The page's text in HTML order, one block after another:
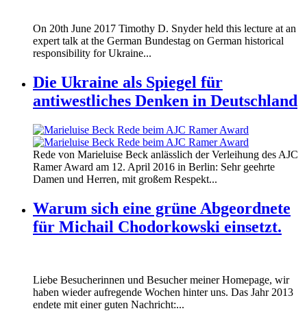
On 20th June 2017 Timothy D. Snyder held this lecture at an
expert talk at the German Bundestag on German historical
responsibility for Ukraine...
Die Ukraine als Spiegel für
antiwestliches Denken in Deutschland
160412_ramer_award.jpg
160412_ramer_award.jpg
Rede von Marieluise Beck anlässlich der Verleihung des AJC
Ramer Award am 12. April 2016 in Berlin: Sehr geehrte
Damen und Herren, mit großem Respekt...
Warum sich eine grüne Abgeordnete
für Michail Chodorkowski einsetzt.
Liebe Besucherinnen und Besucher meiner Homepage, wir
haben wieder aufregende Wochen hinter uns. Das Jahr 2013
endete mit einer guten Nachricht:...